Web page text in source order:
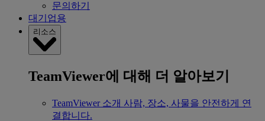
문의하기
대기업용
리소스
TeamViewer에 대해 더 알아보기
TeamViewer 소개 사람, 장소, 사물을 안전하게 연
결합니다.